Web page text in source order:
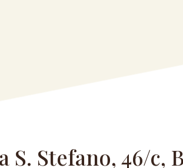
S. Stefano, 46/c,